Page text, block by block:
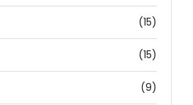
(15)
(15)
(9)